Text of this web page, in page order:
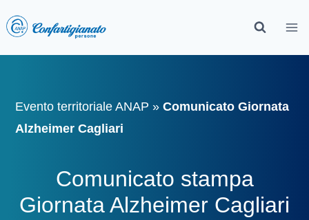
Evento territoriale ANAP »Comunicato Giornata
Alzheimer Cagliari
Comunicato stampa
Giornata Alzheimer Cagliari